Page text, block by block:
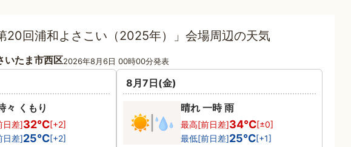
20回浦和よさこい（2025年）」会場周辺の天気
いたま市西区2026年8月6日 00時00分発表
々 くもり
日差]32℃[+2]
日差]25℃[+2]
8月7日(金)
晴れ 一時 雨
最高[前日差]34℃[±0]
最低[前日差]25℃[+1]